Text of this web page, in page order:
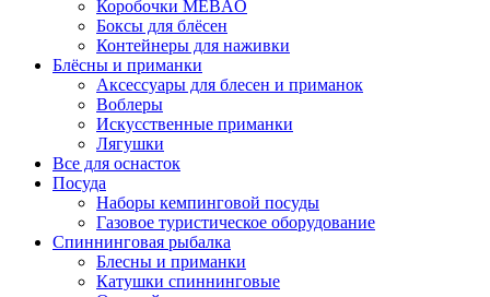
Коробочки MEBAO
Боксы для блёсен
Контейнеры для наживки
Блёсны и приманки
Аксессуары для блесен и приманок
Воблеры
Искусственные приманки
Лягушки
Все для оснасток
Посуда
Наборы кемпинговой посуды
Газовое туристическое оборудование
Спиннинговая рыбалка
Блесны и приманки
Катушки спиннинговые